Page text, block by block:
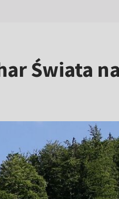
Świata